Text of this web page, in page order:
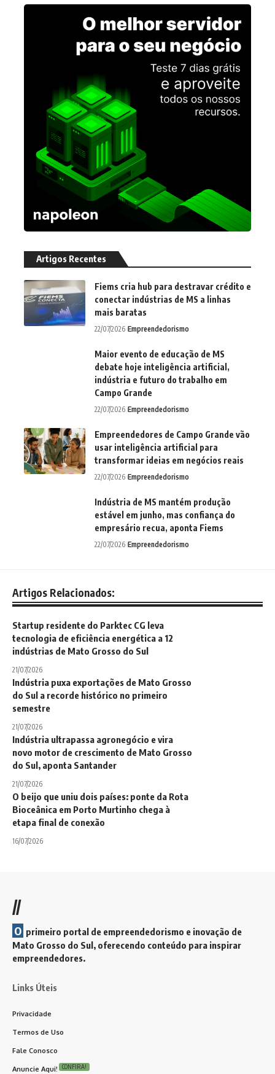
Artigos Recentes
Fiems cria hub para destravar crédito e
conectar indústrias de MS a linhas
mais baratas
22/07/2026 Empreendedorismo
Maior evento de educação de MS
debate hoje inteligência artificial,
indústria e futuro do trabalho em
Campo Grande
22/07/2026 Empreendedorismo
Empreendedores de Campo Grande vão
usar inteligência artificial para
transformar ideias em negócios reais
22/07/2026 Empreendedorismo
Indústria de MS mantém produção
estável em junho, mas confiança do
empresário recua, aponta Fiems
22/07/2026 Empreendedorismo
Artigos Relacionados:
Startup residente do Parktec CG leva
tecnologia de eficiência energética a 12
indústrias de Mato Grosso do Sul
21/07/2026
Indústria puxa exportações de Mato Grosso
do Sul a recorde histórico no primeiro
semestre
21/07/2026
Indústria ultrapassa agronegócio e vira
novo motor de crescimento de Mato Grosso
do Sul, aponta Santander
21/07/2026
O beijo que uniu dois países: ponte da Rota
Bioceânica em Porto Murtinho chega à
etapa final de conexão
16/07/2026
//
O primeiro portal de empreendedorismo e inovação de
Mato Grosso do Sul, oferecendo conteúdo para inspirar
empreendedores.
Links Úteis
Privacidade
Termos de Uso
Fale Conosco
Anuncie Aqui! CONFIRA!